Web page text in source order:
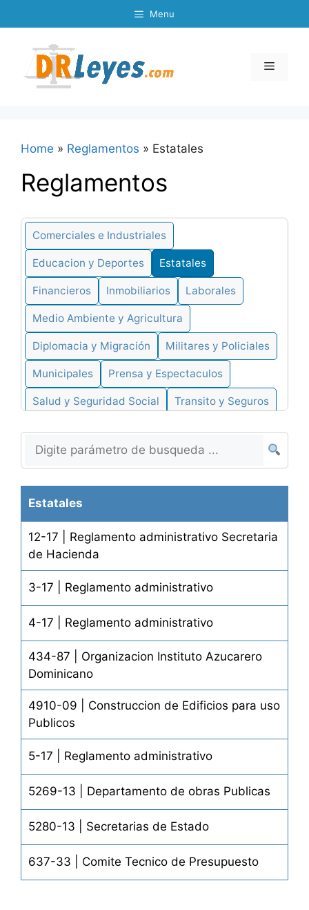
to
Menu
Menu
Home » Reglamentos » Estatales
Reglamentos
Comerciales e Industriales
Educacion y Deportes Estatales
Financieros Inmobiliarios Laborales
Medio Ambiente y Agricultura
Diplomacia y Migración Militares y Policiales
Municipales Prensa y Espectaculos
Salud y Seguridad Social Transito y Seguros
Tributarios Turismo Varios Zona Franca
Abogados y Justicia Energia y Minas
Familia y Religion Telecomunicaciones
Estatales
12-17 | Reglamento administrativo Secretaria
de Hacienda
3-17 | Reglamento administrativo
4-17 | Reglamento administrativo
434-87 | Organizacion Instituto Azucarero
Dominicano
4910-09 | Construccion de Edificios para uso
Publicos
5-17 | Reglamento administrativo
5269-13 | Departamento de obras Publicas
5280-13 | Secretarias de Estado
637-33 | Comite Tecnico de Presupuesto